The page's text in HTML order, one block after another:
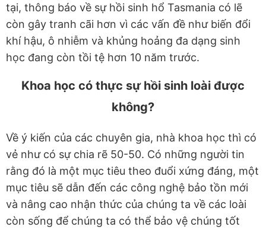
tại, thông báo về sự hồi sinh hổ Tasmania có lẽ
còn gây tranh cãi hơn vì các vấn đề như biến đổi
khí hậu, ô nhiễm và khủng hoảng đa dạng sinh
học đang còn tồi tệ hơn 10 năm trước.
Khoa học có thực sự hồi sinh loài được
không?
Về ý kiến của các chuyên gia, nhà khoa học thì có
vẻ như có sự chia rẽ 50-50. Có những người tin
rằng đó là một mục tiêu theo đuổi xứng đáng, một
mục tiêu sẽ dẫn đến các công nghệ bảo tồn mới
và nâng cao nhận thức của chúng ta về các loài
còn sống để chúng ta có thể bảo vệ chúng tốt